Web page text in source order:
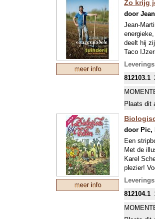
meer info
Zo krijg
door
Jean-
deelt hij
Taco
812103.1
Plaats dit
meer info
door Pic,
Een
Met de
Karel
plezier!
humor.
het
Karel
812104.1